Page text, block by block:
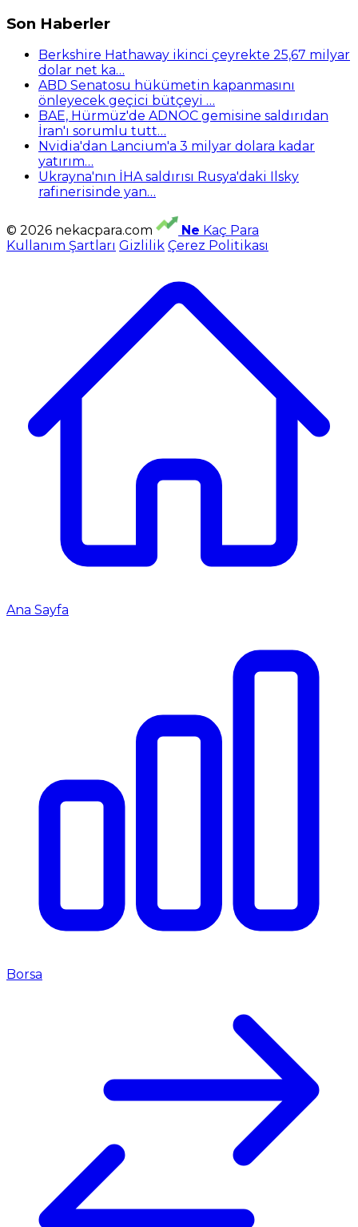
Son Haberler
Berkshire Hathaway ikinci çeyrekte 25,67 milyar
dolar net ka…
ABD Senatosu hükümetin kapanmasını
önleyecek geçici bütçeyi …
BAE, Hürmüz'de ADNOC gemisine saldırıdan
İran'ı sorumlu tutt…
Nvidia'dan Lancium'a 3 milyar dolara kadar
yatırım…
Ukrayna'nın İHA saldırısı Rusya'daki Ilsky
rafinerisinde yan…
© 2026 nekacpara.com Ne Kaç Para
Kullanım Şartları Gizlilik Çerez Politikası
Ana Sayfa
Borsa